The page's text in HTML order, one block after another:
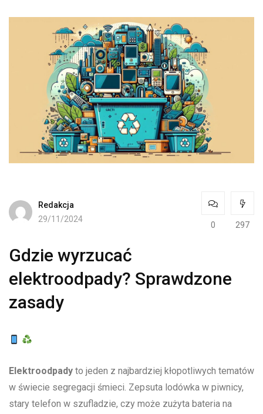
Redakcja
29/11/2024
0 297
Gdzie wyrzucać
elektroodpady? Sprawdzone
zasady
Elektroodpady to jeden z najbardziej kłopotliwych tematów
w świecie segregacji śmieci. Zepsuta lodówka w piwnicy,
stary telefon⁣ w szufladzie, ‍czy może zużyta bateria ⁢na